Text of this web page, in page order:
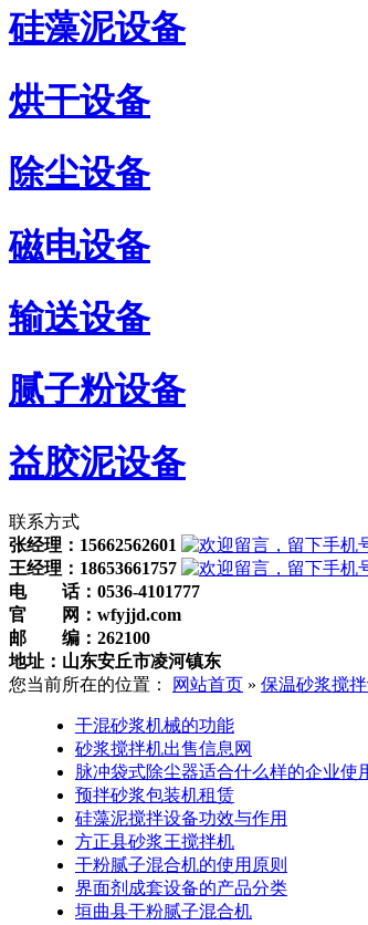
硅藻泥设备
烘干设备
除尘设备
磁电设备
输送设备
腻子粉设备
益胶泥设备
联系方式
张经理：15662562601
王经理：18653661757
电 话： 0536-4101777
官 网： wfyjjd.com
邮 编： 262100
地址：山东安丘市凌河镇东
您当前所在的位置：
网站首页 » 保温砂浆搅
干混砂浆机械的功能
砂浆搅拌机出售信息网
脉冲袋式除尘器适合什么样的企业使
预拌砂浆包装机租赁
硅藻泥搅拌设备功效与作用
方正县砂浆王搅拌机
干粉腻子混合机的使用原则
界面剂成套设备的产品分类
垣曲县干粉腻子混合机